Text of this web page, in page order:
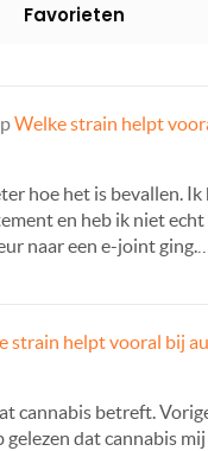
Favorieten
Welke strain helpt
hoe het is bevallen.
en heb ik niet
naar een e-joint ging.…
strain helpt vooral bij
cannabis betreft.
dat cannabis